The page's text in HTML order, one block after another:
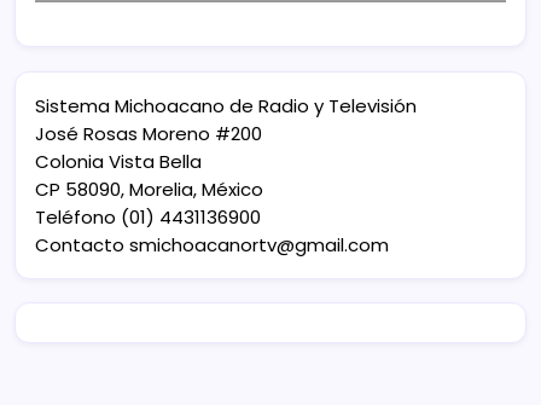
Sistema Michoacano de Radio y Televisión
José Rosas Moreno #200
Colonia Vista Bella
CP 58090, Morelia, México
Teléfono (01) 4431136900
Contacto smichoacanortv@gmail.com